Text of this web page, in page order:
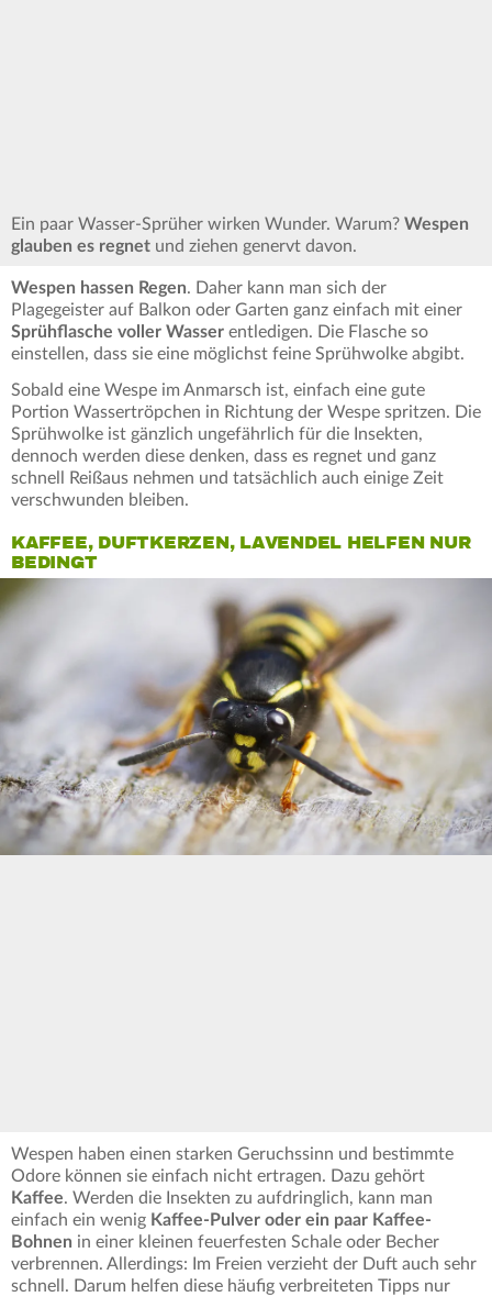
Ein paar Wasser-Sprüher wirken Wunder. Warum? Wespen
glauben es regnet und ziehen genervt davon.
Wespen hassen Regen. Daher kann man sich der
Plagegeister auf Balkon oder Garten ganz einfach mit einer
Sprühflasche voller Wasser entledigen. Die Flasche so
einstellen, dass sie eine möglichst feine Sprühwolke abgibt.
Sobald eine Wespe im Anmarsch ist, einfach eine gute
Portion Wassertröpchen in Richtung der Wespe spritzen. Die
Sprühwolke ist gänzlich ungefährlich für die Insekten,
dennoch werden diese denken, dass es regnet und ganz
schnell Reißaus nehmen und tatsächlich auch einige Zeit
verschwunden bleiben.
KAFFEE, DUFTKERZEN, LAVENDEL HELFEN NUR
BEDINGT
Wespen haben einen starken Geruchssinn und bestimmte
Odore können sie einfach nicht ertragen. Dazu gehört
Kaffee. Werden die Insekten zu aufdringlich, kann man
einfach ein wenig Kaffee-Pulver oder ein paar Kaffee-
Bohnen in einer kleinen feuerfesten Schale oder Becher
verbrennen. Allerdings: Im Freien verzieht der Duft auch sehr
schnell. Darum helfen diese häufig verbreiteten Tipps nur